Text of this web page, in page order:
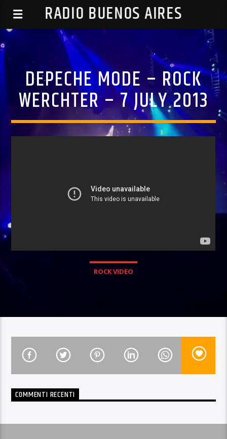
RADIO BUENOS AIRES
DEPECHE MODE – ROCK
WERCHTER – 7 JULY 2013
ROCK VIDEO
COMMENTI RECENTI